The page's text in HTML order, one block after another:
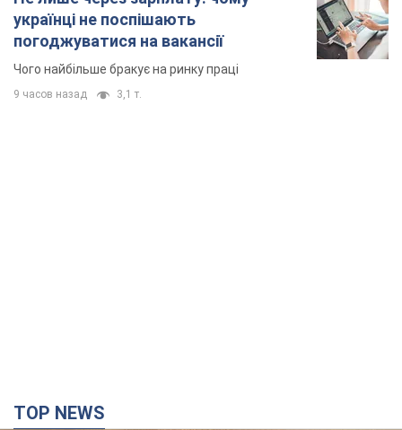
українці не поспішають
погоджуватися на вакансії
Чого найбільше бракує на ринку праці
9 часов назад 3,1 т.
TOP NEWS